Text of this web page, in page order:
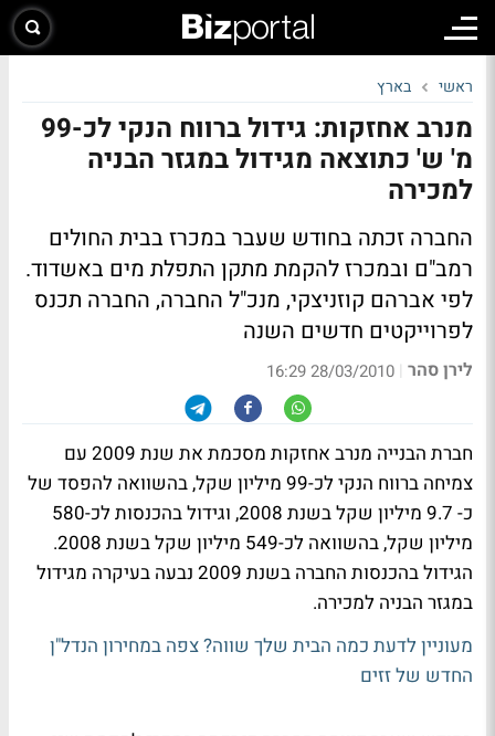
ראשי בארץ
מנרב אחזקות: גידול ברווח הנקי לכ-99
מ' ש' כתוצאה מגידול במגזר הבניה
למכירה
החברה זכתה בחודש שעבר במכרז בבית החולים
רמב"ם ובמכרז להקמת מתקן התפלת מים באשדוד.
לפי אברהם קוזניצקי, מנכ"ל החברה, החברה תכנס
לפרוייקטים חדשים השנה
לירן סהר |
28/03/2010 16:29
חברת הבנייה מנרב אחזקות מסכמת את שנת 2009 עם
צמיחה ברווח הנקי לכ-99 מיליון שקל, בהשוואה להפסד של
כ- 9.7 מיליון שקל בשנת 2008, וגידול בהכנסות לכ-580
מיליון שקל, בהשוואה לכ-549 מיליון שקל בשנת 2008.
הגידול בהכנסות החברה בשנת 2009 נבעה בעיקרה מגידול
במגזר הבניה למכירה.
מעוניין לדעת כמה הבית שלך שווה? צפה במחירון הנדל"ן
החדש של זזים